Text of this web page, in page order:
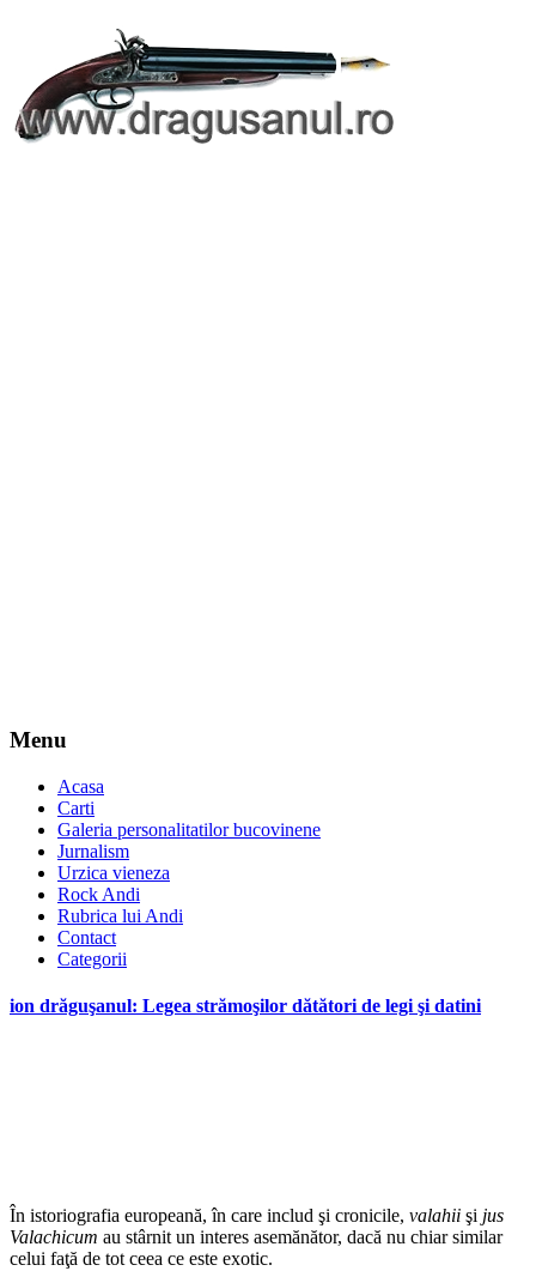
Menu
Acasa
Carti
Galeria personalitatilor bucovinene
Jurnalism
Urzica vieneza
Rock Andi
Rubrica lui Andi
Contact
Categorii
ion drăguşanul: Legea strămoşilor dătători de legi şi datini
În istoriografia europeană, în care includ şi cronicile, valahii şi jus
Valachicum au stârnit un interes asemănător, dacă nu chiar similar
celui faţă de tot ceea ce este exotic.